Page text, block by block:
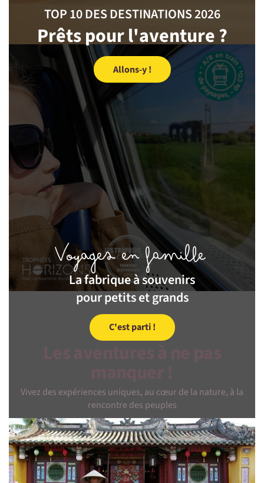
TOP 10 DES DESTINATIONS 2026
Prêts pour l'aventure ?
Allons-y !
Voyages en famille
La fabrique à souvenirs
pour petits et grands
C'est parti !
Vivez des expériences uniques, au cœur de la nature, à la
rencontre des peuples